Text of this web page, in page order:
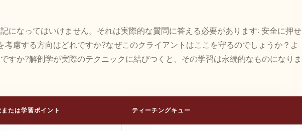
になってはいけません。それは実際的な質問に答える必要があります: 安全に押せ
考慮する方向はどれですか?なぜこのクライアントはここを守るのでしょうか？よ
すか?解剖学が実際のテクニックに結びつくと、その学習は永続的なものになりま
たは学習ポイント ティーチングキュー